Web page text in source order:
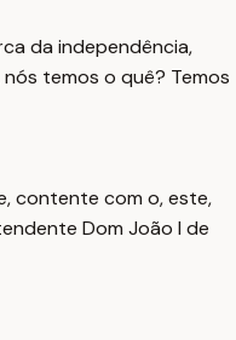
da independência,
temos o quê? Temos
contente com o, este,
Dom João I de